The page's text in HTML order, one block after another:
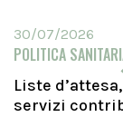
30/07/2026
POLITICA
Liste
servizi